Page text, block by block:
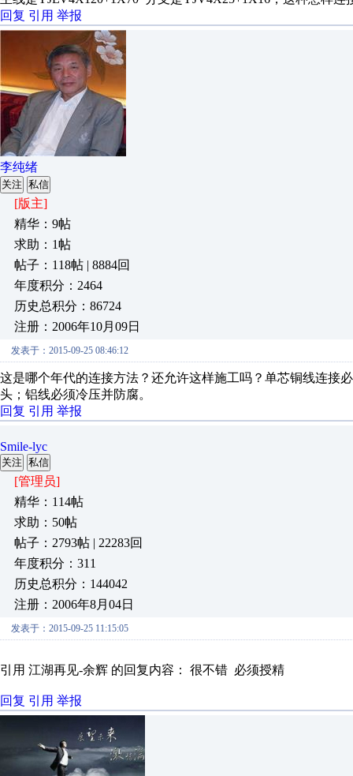
回复 引用 举报
李纯绪
关注 私信
[版主]
精华：9帖
求助：1帖
帖子：118帖 | 8884回
年度积分：2464
历史总积分：86724
注册：2006年10月09日
发表于：2015-09-25 08:46:12
这是哪个年代的连接方法？还允许这样施工吗？单芯铜线连接
头；铝线必须冷压并防腐。
回复 引用 举报
Smile-lyc
关注 私信
[管理员]
精华：114帖
求助：50帖
帖子：2793帖 | 22283回
年度积分：311
历史总积分：144042
注册：2006年8月04日
发表于：2015-09-25 11:15:05
引用 江湖再见-余辉 的回复内容： 很不错 必须授精
回复 引用 举报